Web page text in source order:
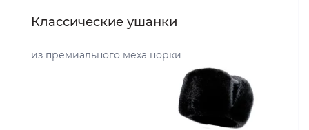
Классические ушанки
из премиального меха норки